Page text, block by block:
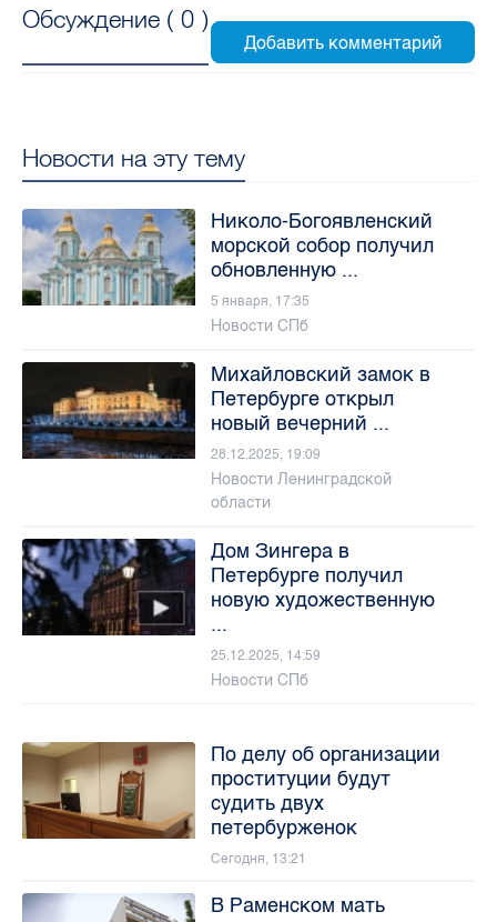
Обсуждение ( 0 )
Новости на эту тему
Николо-Богоявленский
морской собор получил
обновленную ...
5 января, 17:35
Новости СПб
Михайловский замок в
Петербурге открыл
новый вечерний ...
28.12.2025, 19:09
Новости Ленинградской
области
Дом Зингера в
Петербурге получил
новую художественную
...
25.12.2025, 14:59
Новости СПб
По делу об организации
проституции будут
судить двух
петербурженок
Сегодня, 13:21
В Раменском мать